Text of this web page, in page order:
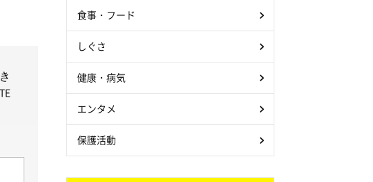
食事・フード
しぐさ
健康・病気
エンタメ
保護活動